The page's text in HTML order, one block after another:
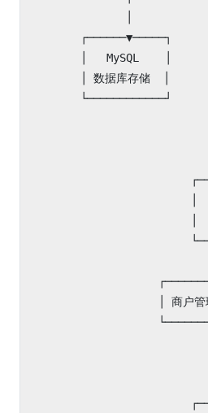
┌──────▼─────┐
│   MySQL    │
│ 数据库存储  │
└────────────┘
│
│
│ 商户管